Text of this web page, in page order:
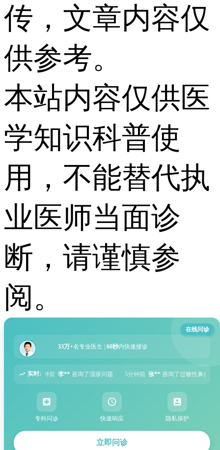
传，文章内容仅
供参考。
本站内容仅供医
学知识科普使
用，不能替代执
业医师当面诊
断，请谨慎参
阅。
在线问诊
33万+名专业医生 | 60秒内快速接诊
实时:
了湿疹问题 5分钟前 张** 咨询了过敏性鼻炎问题 6分钟前 周** 咨询了胃
专科问诊 快速响应 隐私保护
立即问诊